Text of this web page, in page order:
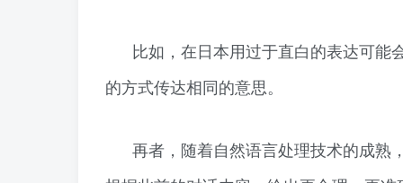
比如，在日本用过于直白的表达可能
的方式传达相同的意思。
再者，随着自然语言处理技术的成熟